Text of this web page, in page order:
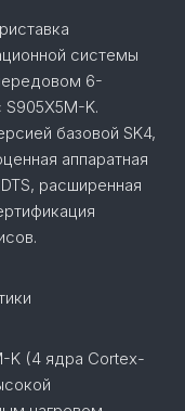
системы
6-
K.
базовой SK4,
аппаратная
расширенная
K (4 ядра Cortex-